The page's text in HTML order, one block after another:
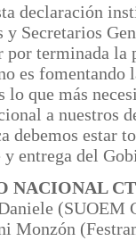
declaración
y Secretarios
por terminada la
es fomentando
lo que más
a nuestros
debemos estar
entrega del
NACIONAL
(SUOEM
Monzón